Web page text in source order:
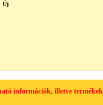
Új
információk, illetve